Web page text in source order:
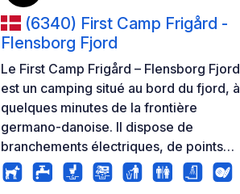
(6340) First Camp Frigård -
Flensborg Fjord
Le First Camp Frigård – Flensborg Fjord
est un camping situé au bord du fjord, à
quelques minutes de la frontière
germano-danoise. Il dispose de
branchements électriques, de points
d'eau et d'installations propres. Idéal
pour les familles, il propose un mini-